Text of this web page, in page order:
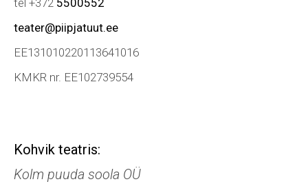
tel +372 5500552
teater@piipjatuut.ee
EE131010220113641016
KMKR nr. EE102739554
Kohvik teatris:
Kolm puuda soola OÜ